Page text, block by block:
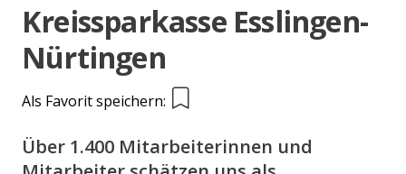
Kreissparkasse Esslingen-
Nürtingen
Als Favorit speichern:
Über 1.400 Mitarbeiterinnen und